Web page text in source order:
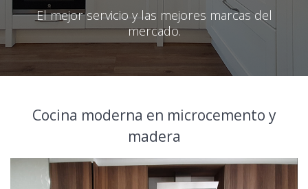
El mejor servicio y las mejores marcas del
mercado.
Cocina moderna en microcemento y
madera